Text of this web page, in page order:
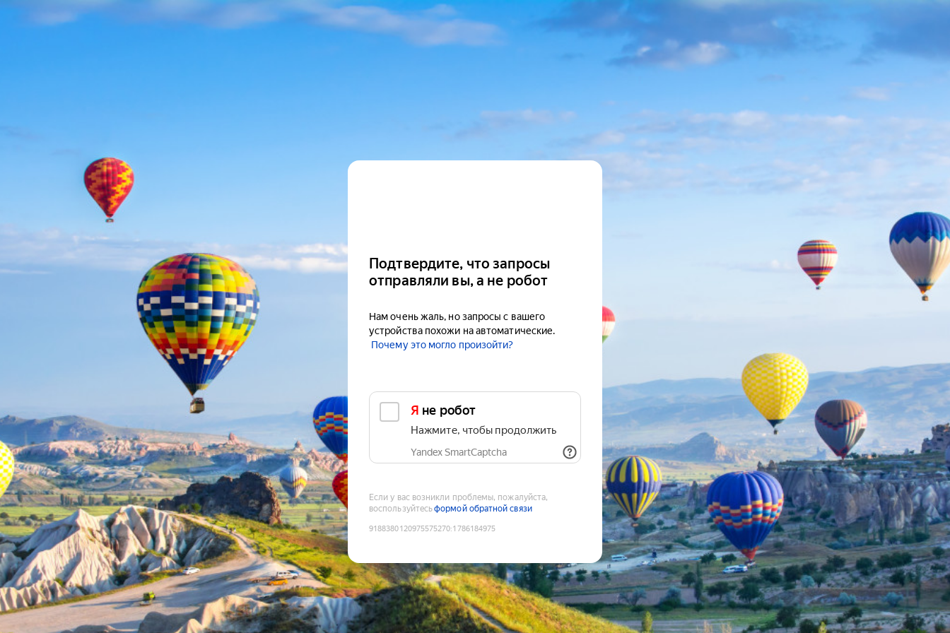
Подтвердите, что запросы
отправляли вы, а не робот
Нам очень жаль, но запросы с вашего
устройства похожи на автоматические.
Почему это могло произойти?
Я не робот
Нажмите, чтобы продолжить
Yandex SmartCaptcha
Если у вас возникли проблемы, пожалуйста,
воспользуйтесьформой обратной связи
9188380120975575270:1786184975